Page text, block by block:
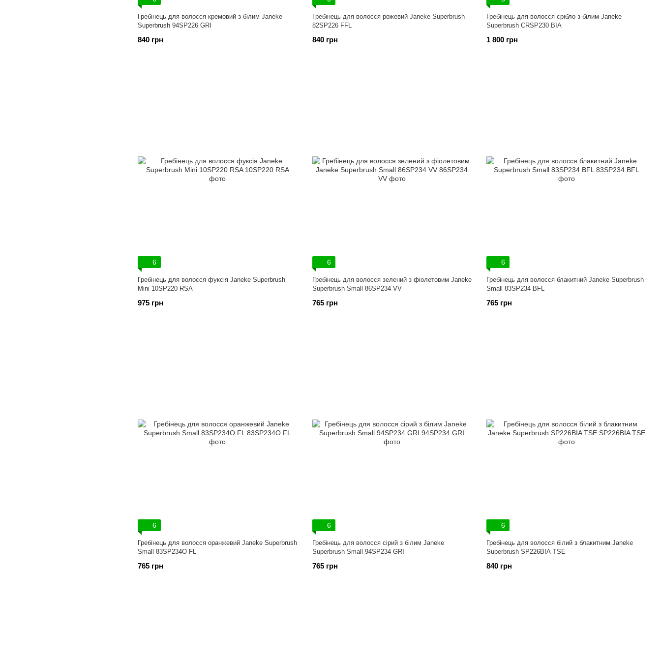
Гребінець для волосся кремовий з білим Janeke
Superbrush 94SP226 GRI
840 грн
Гребінець для волосся рожевий Janeke Superbrush
82SP226 FFL
840 грн
Гребінець для волосся срібло з білим Janeke
Superbrush CRSP230 BIA
1 800 грн
6
Гребінець для волосся фуксія Janeke Superbrush
Mini 10SP220 RSA
975 грн
6
Гребінець для волосся зелений з фіолетовим Janeke
Superbrush Small 86SP234 VV
765 грн
6
Гребінець для волосся блакитний Janeke Superbrush
Small 83SP234 ВFL
765 грн
6
Гребінець для волосся оранжевий Janeke Superbrush
Small 83SP234O FL
765 грн
6
Гребінець для волосся сірий з білим Janeke
Superbrush Small 94SP234 GRI
765 грн
6
Гребінець для волосся білий з блакитним Janeke
Superbrush SP226BIA TSE
840 грн